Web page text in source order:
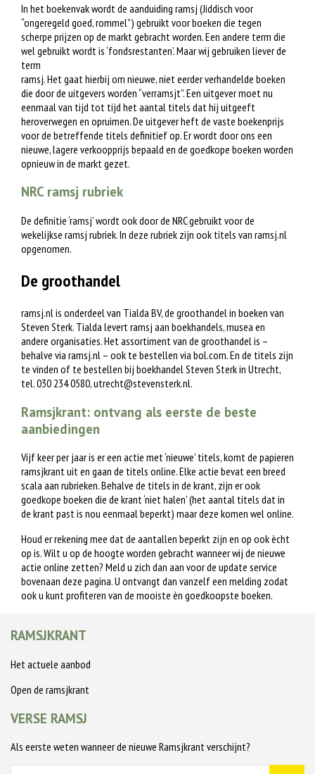
In het boekenvak wordt de aanduiding ramsj (Jiddisch voor
“ongeregeld goed, rommel”) gebruikt voor boeken die tegen
scherpe prijzen op de markt gebracht worden. Een andere term die
wel gebruikt wordt is ‘fondsrestanten’. Maar wij gebruiken liever de
term
ramsj. Het gaat hierbij om nieuwe, niet eerder verhandelde boeken
die door de uitgevers worden “verramsjt”. Een uitgever moet nu
eenmaal van tijd tot tijd het aantal titels dat hij uitgeeft
heroverwegen en opruimen. De uitgever heft de vaste boekenprijs
voor de betreffende titels definitief op. Er wordt door ons een
nieuwe, lagere verkoopprijs bepaald en de goedkope boeken worden
opnieuw in de markt gezet.
NRC ramsj rubriek
De definitie ‘ramsj’ wordt ook door de NRC gebruikt voor de
wekelijkse ramsj rubriek. In deze rubriek zijn ook titels van ramsj.nl
opgenomen.
De groothandel
ramsj.nl is onderdeel van Tialda BV, de groothandel in boeken van
Steven Sterk. Tialda levert ramsj aan boekhandels, musea en
andere organisaties. Het assortiment van de groothandel is –
behalve via ramsj.nl – ook te bestellen via bol.com. En de titels zijn
te vinden of te bestellen bij boekhandel Steven Sterk in Utrecht,
tel. 030 234 0580,utrecht@stevensterk.nl.
Ramsjkrant: ontvang als eerste de beste
aanbiedingen
Vijf keer per jaar is er een actie met ‘nieuwe’ titels, komt de papieren
ramsjkrant uit en gaan de titels online. Elke actie bevat een breed
scala aan rubrieken. Behalve de titels in de krant, zijn er ook
goedkope boeken die de krant ‘niet halen’ (het aantal titels dat in
de krant past is nou eenmaal beperkt) maar deze komen wel online.
Houd er rekening mee dat de aantallen beperkt zijn en op ook ècht
op is. Wilt u op de hoogte worden gebracht wanneer wij de nieuwe
actie online zetten? Meld u zich dan aan voor de update service
bovenaan deze pagina. U ontvangt dan vanzelf een melding zodat
ook u kunt profiteren van de mooiste èn goedkoopste boeken.
RAMSJKRANT
Het actuele aanbod
Open de ramsjkrant
VERSE RAMSJ
Als eerste weten wanneer de nieuwe Ramsjkrant verschijnt?